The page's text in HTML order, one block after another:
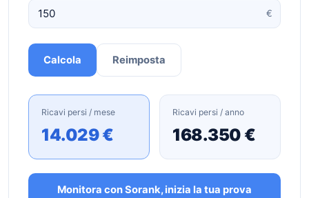
€
Calcola Reimposta
Ricavi persi / mese
14.029 €
Ricavi persi / anno
168.350 €
Monitora con Sorank, inizia la tua prova